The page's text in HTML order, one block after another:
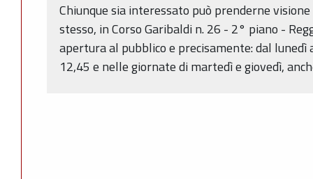
Chiunque sia interessato può prenderne
stesso, in Corso Garibaldi n. 26 - 2° piano -
apertura al pubblico e precisamente: dal
12,45 e nelle giornate di martedì e giovedì,